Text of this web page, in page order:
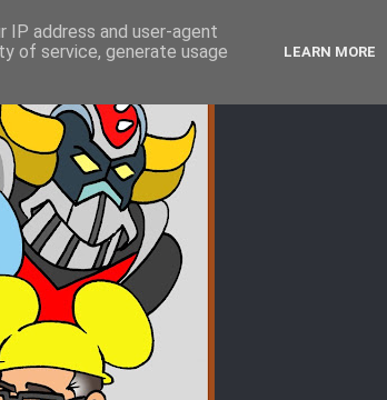
IP address and user-agent
of service, generate usage
LEARN MORE